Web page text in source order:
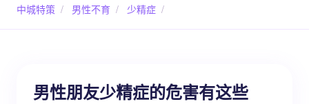
中城特策 / 男性不育 / 少精症 /
男性朋友少精症的危害有这些